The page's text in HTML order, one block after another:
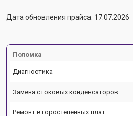
Дата обновления прайса: 17.07.2026
Поломка
Диагностика
Замена стоковых конденсаторов
Ремонт второстепенных плат